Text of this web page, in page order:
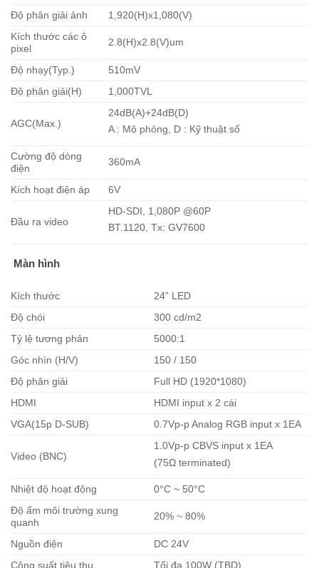
Độ phân giải ảnh
1,920(H)x1,080(V)
Kích thước các ô
pixel
2.8(H)x2.8(V)um
Độ nhạy(Typ.)
510mV
Độ phân giải(H)
1,000TVL
AGC(Max.)
24dB(A)+24dB(D)
A : Mô phỏng, D : Kỹ thuật số
Cường độ dòng
điện
360mA
Kích hoạt điện áp 6V
Đầu ra video
HD-SDI, 1,080P @60P
BT.1120, Tx: GV7600
Màn hình
Kích thước
24” LED
Độ chói
300 cd/m2
Tỷ lệ tương phản
5000:1
Góc nhìn (H/V)
150 / 150
Độ phân giải
Full HD (1920*1080)
HDMI
HDMI input x 2 cái
VGA(15p D-SUB)
0.7Vp-p Analog RGB input x 1EA
Video (BNC)
1.0Vp-p CBVS input x 1EA
(75Ω terminated)
Nhiệt độ hoạt động
0°C ~ 50°C
Độ ẩm môi trường xung
quanh
20% ~ 80%
Nguồn điện
DC 24V
Công suất tiêu thụ
Tối đa 100W (TBD)